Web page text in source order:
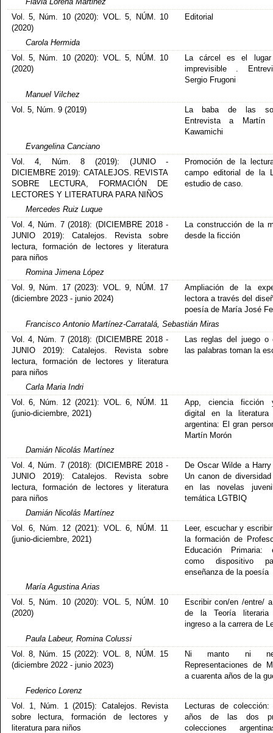
Vol. 5, Núm. 10 (2020): VOL. 5, NÚM. 10
(2020)
Editorial
Carola Hermida
Vol. 5, Núm. 10 (2020): VOL. 5, NÚM. 10
(2020)
La cárcel es el
imprevisible .
Sergio Frugoni
Manuel Vilchez
Vol. 5, Núm. 9 (2019)
La baba de las
Entrevista a Martín
Kawamichi
Evangelina Canciano
Vol. 4, Núm. 8 (2019): (JUNIO -
DICIEMBRE 2019): CATALEJOS. REVISTA
SOBRE LECTURA, FORMACIÓN DE
LECTORES Y LITERATURA PARA NIÑOS
Promoción de la
campo editorial de la
estudio de caso.
Mercedes Ruiz Luque
Vol. 4, Núm. 7 (2018): (DICIEMBRE 2018 -
JUNIO 2019): Catalejos. Revista sobre
lectura, formación de lectores y literatura
para niños
La construcción de la
desde la ficción
Romina Jimena López
Vol. 9, Núm. 17 (2023): VOL. 9, NÚM. 17
(diciembre 2023 - junio 2024)
Ampliación de la
lectora a través del
poesía de María José
Francisco Antonio Martínez-Carratalá, Sebastián Miras
Vol. 4, Núm. 7 (2018): (DICIEMBRE 2018 -
JUNIO 2019): Catalejos. Revista sobre
lectura, formación de lectores y literatura
para niños
Las reglas del juego o
las palabras toman la
Carla Maria Indri
Vol. 6, Núm. 12 (2021): VOL. 6, NÚM. 11
(junio-diciembre, 2021)
App, ciencia ficción
digital en la literatura
argentina: El gran
Martín Morón
Damián Nicolás Martínez
Vol. 4, Núm. 7 (2018): (DICIEMBRE 2018 -
JUNIO 2019): Catalejos. Revista sobre
lectura, formación de lectores y literatura
para niños
De Oscar Wilde a
Un canon de
en las novelas
temática LGTBIQ
Damián Nicolás Martínez
Vol. 6, Núm. 12 (2021): VOL. 6, NÚM. 11
(junio-diciembre, 2021)
Leer, escuchar y
la formación de
Educación
como dispositivo
enseñanza de la poesía
María Agustina Arias
Vol. 5, Núm. 10 (2020): VOL. 5, NÚM. 10
(2020)
Escribir con/en /entre/
de la Teoría
ingreso a la carrera de
Paula Labeur, Romina Colussi
Vol. 8, Núm. 15 (2022): VOL. 8, NÚM. 15
(diciembre 2022 - junio 2023)
Ni manto ni
Representaciones de
a cuarenta años de la
Federico Lorenz
Vol. 1, Núm. 1 (2015): Catalejos. Revista
sobre lectura, formación de lectores y
literatura para niños
Lecturas de
años de las dos
colecciones